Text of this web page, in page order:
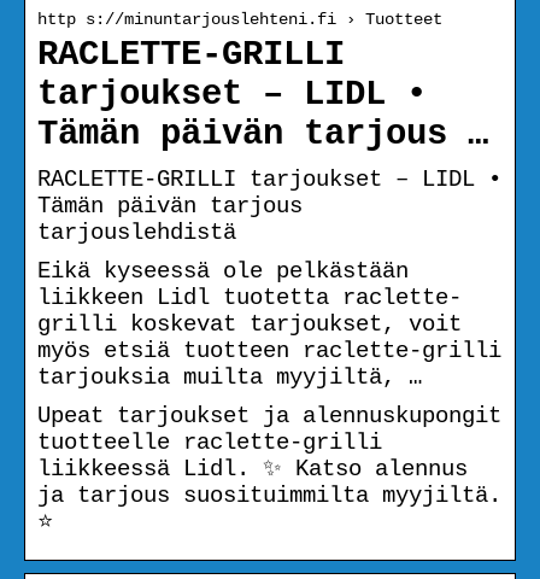
http s://minuntarjouslehteni.fi › Tuotteet
RACLETTE-GRILLI
tarjoukset – LIDL •
Tämän päivän tarjous …
RACLETTE-GRILLI tarjoukset – LIDL •
Tämän päivän tarjous
tarjouslehdistä
Eikä kyseessä ole pelkästään
liikkeen Lidl tuotetta raclette-
grilli koskevat tarjoukset, voit
myös etsiä tuotteen raclette-grilli
tarjouksia muilta myyjiltä, …
Upeat tarjoukset ja alennuskupongit
tuotteelle raclette-grilli
liikkeessä Lidl. ✨ Katso alennus
ja tarjous suosituimmilta myyjiltä.
⭐